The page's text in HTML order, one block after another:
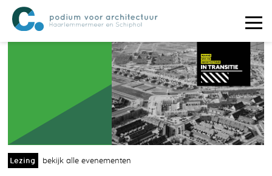
Lezing bekijk alle evenementen